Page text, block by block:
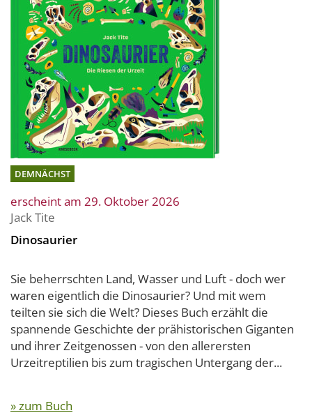
DEMNÄCHST
erscheint am 29. Oktober 2026
Jack Tite
Dinosaurier
Sie beherrschten Land, Wasser und Luft - doch wer
waren eigentlich die Dinosaurier? Und mit wem
teilten sie sich die Welt? Dieses Buch erzählt die
spannende Geschichte der prähistorischen Giganten
und ihrer Zeitgenossen - von den allerersten
Urzeitreptilien bis zum tragischen Untergang der...
» zum Buch